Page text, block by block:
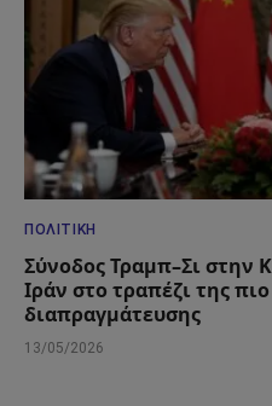
ΠΟΛΙΤΙΚΉ
Σύνοδος Τραμπ–Σι στην
Ιράν στο τραπέζι της
διαπραγμάτευσης
13/05/2026